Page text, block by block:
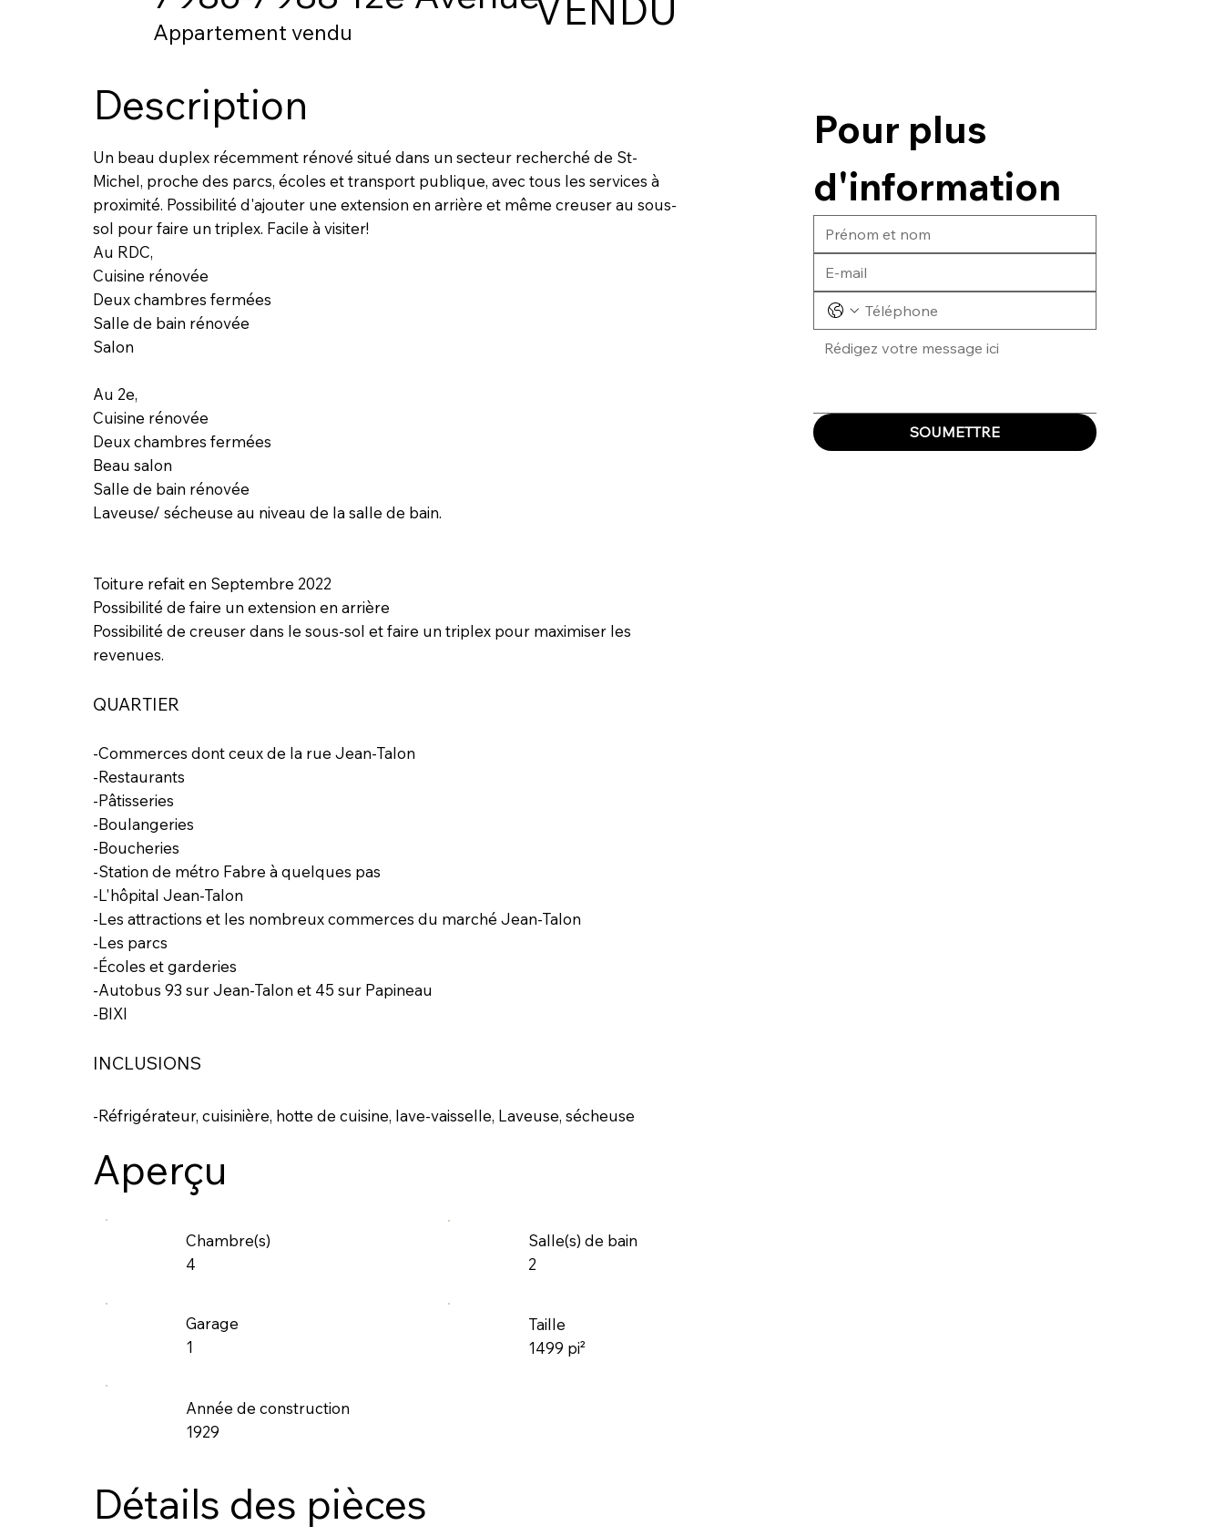
Appartement vendu
Description
Pour plus
d'information
SOUMETTRE
Un beau duplex récemment rénové situé dans un secteur recherché de St-
Michel, proche des parcs, écoles et transport publique, avec tous les services à
proximité. Possibilité d'ajouter une extension en arrière et même creuser au sous-
sol pour faire un triplex. Facile à visiter!
Au RDC,
Cuisine rénovée
Deux chambres fermées
Salle de bain rénovée
Salon
Au 2e,
Cuisine rénovée
Deux chambres fermées
Beau salon
Salle de bain rénovée
Laveuse/ sécheuse au niveau de la salle de bain.
Toiture refait en Septembre 2022
Possibilité de faire un extension en arrière
Possibilité de creuser dans le sous-sol et faire un triplex pour maximiser les
revenues.
QUARTIER
-Commerces dont ceux de la rue Jean-Talon
-Restaurants
-Pâtisseries
-Boulangeries
-Boucheries
-Station de métro Fabre à quelques pas
-L'hôpital Jean-Talon
-Les attractions et les nombreux commerces du marché Jean-Talon
-Les parcs
-Écoles et garderies
-Autobus 93 sur Jean-Talon et 45 sur Papineau
-BIXI
INCLUSIONS
-Réfrigérateur, cuisinière, hotte de cuisine, lave-vaisselle, Laveuse, sécheuse
Aperçu
Chambre(s)
4
Salle(s) de bain
2
Garage
1
Année de construction
1929
Taille
1499 pi²
Détails des pièces